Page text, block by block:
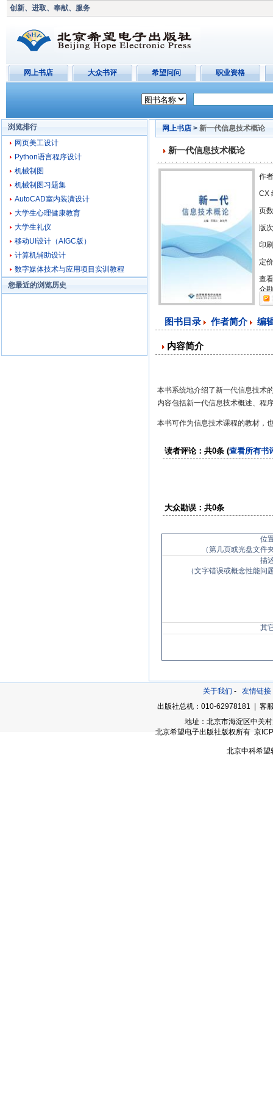
创新、进取、奉献、服务
网上书店 大众书评 希望问问 职业资格
浏览排行
网页美工设计
Python语言程序设计
机械制图
机械制图习题集
AutoCAD室内装潢设计
大学生心理健康教育
大学生礼仪
移动UI设计（AIGC版）
计算机辅助设计
数字媒体技术与应用项目实训教程
您最近的浏览历史
网上书店 > 新一代信息技术概论
新一代信息技术概论
作
CX
页
版
印
定
查
众
图书目录 作者简介 编
内容简介
本书系统地介绍了新一代信息技术
内容包括新一代信息技术概述、程
本书可作为信息技术课程的教材，
读者评论：共0条 (查看所有书
大众勘误：共0条
位
（第几页或光盘文件
描
（文字错误或概念性能问
其
关于我们 - 友情链接
出版社总机：010-62978181 | 客
地址：北京市海淀区中关
北京希望电子出版社版权所有 京
北京中科希望